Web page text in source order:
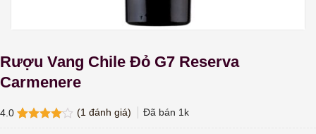
Rượu Vang Chile Đỏ G7 Reserva
Carmenere
4.0
(1 đánh giá) Đã bán 1k